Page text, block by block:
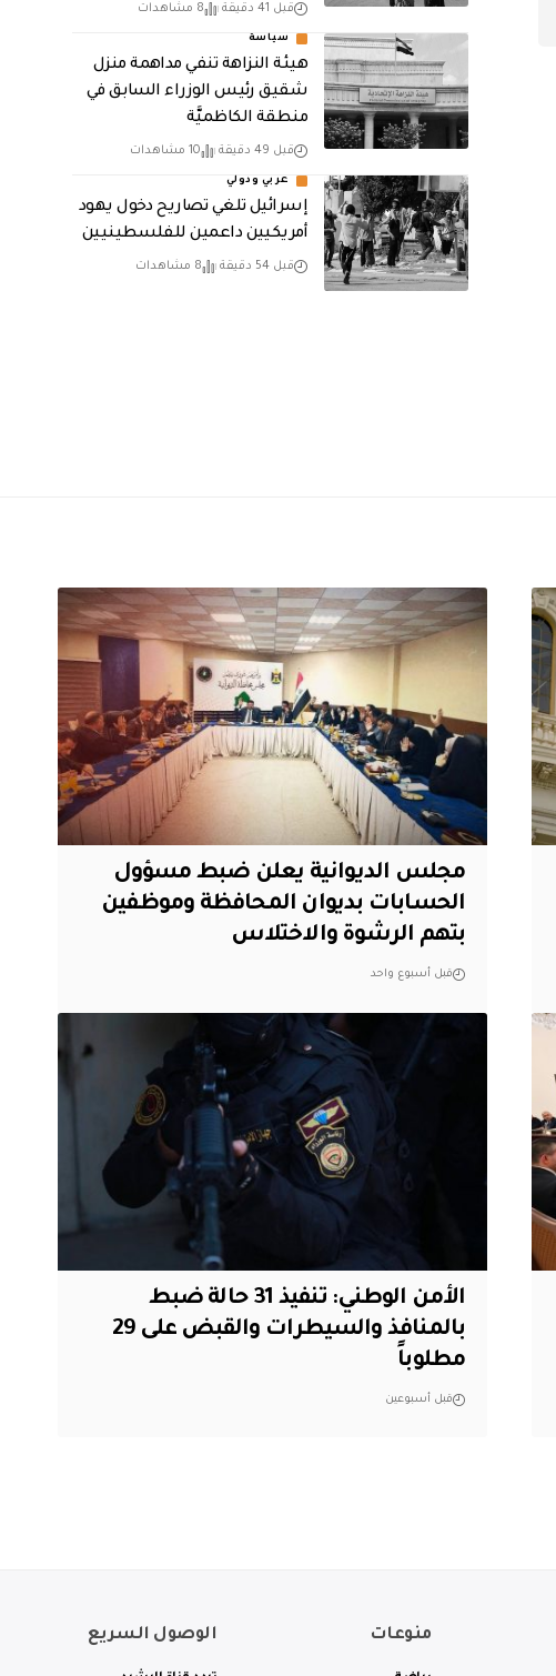
قبل 41 دقيقة 8 مشاهدات
سياسة
هيئة النزاهة تنفي مداهمة منزل
شقيق رئيس الوزراء السابق في
منطقة الكاظميَّة
قبل 49 دقيقة 10 مشاهدات
عربي ودولي
إسرائيل تلغي تصاريح دخول يهود
أمريكيين داعمين للفلسطينيين
قبل 54 دقيقة 8 مشاهدات
مجلس الديوانية يعلن ضبط مسؤول
الحسابات بديوان المحافظة وموظفين
بتهم الرشوة والاختلاس
قبل أسبوع واحد
الأمن الوطني: تنفيذ 31 حالة ضبط
بالمنافذ والسيطرات والقبض على 29
مطلوباً
قبل أسبوعين
منوعات الوصول السريع